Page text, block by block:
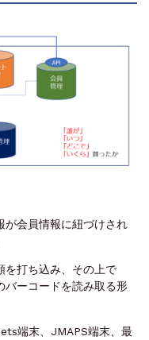
が会員情報に紐づけされ
を打ち込み、その上で
バーコードを読み取る形
端末、JMAPS端末、最